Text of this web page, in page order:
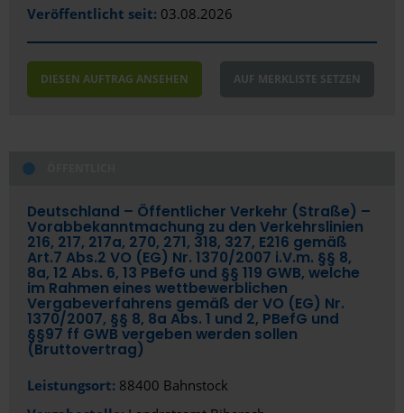
Veröffentlicht seit: 03.08.2026
DIESEN AUFTRAG ANSEHEN AUF MERKLISTE SETZEN
Deutschland – Öffentlicher Verkehr (Straße) –
Vorabbekanntmachung zu den Verkehrslinien
216, 217, 217a, 270, 271, 318, 327, E216 gemäß
Art.7 Abs.2 VO (EG) Nr. 1370/­2007 i.V.m. §§ 8,
8a, 12 Abs. 6, 13 PBefG und §§ 119 GWB, welche
im Rahmen eines wettbewerblichen
Vergabeverfahrens gemäß der VO (EG) Nr.
1370/­2007, §§ 8, 8a Abs. 1 und 2, PBefG und
§§97 ff GWB vergeben werden sollen
(Bruttovertrag)
Leistungsort: 88400 Bahnstock